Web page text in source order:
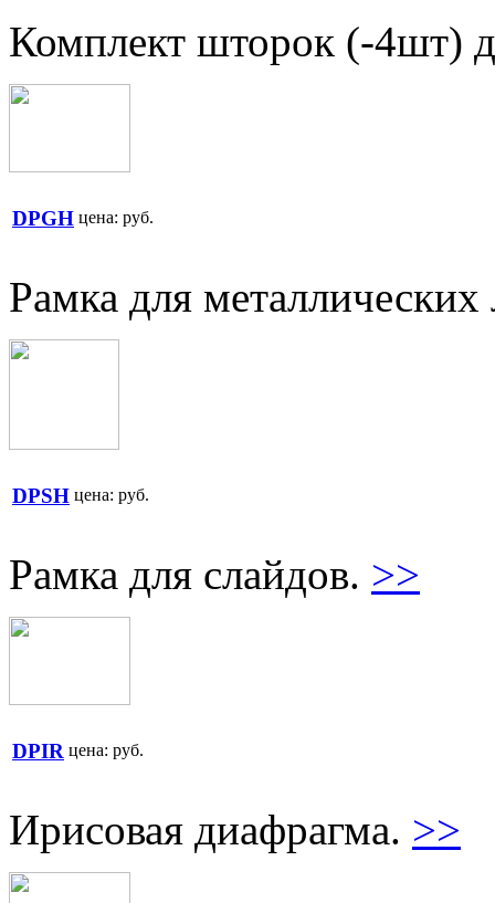
Комплект шторок (-4шт)
DPGH цена: руб.
Рамка для
DPSH цена: руб.
Рамка для слайдов. >>
DPIR цена: руб.
Ирисовая диафрагма. >>